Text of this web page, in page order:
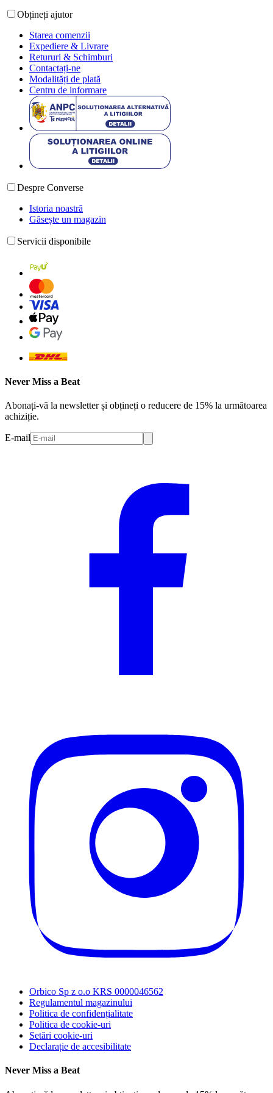
Obțineți ajutor
Starea comenzii
Expediere & Livrare
Retururi & Schimburi
Contactați-ne
Modalități de plată
Centru de informare
Despre Converse
Istoria noastră
Găsește un magazin
Servicii disponibile
Never Miss a Beat
Abonați-vă la newsletter și obțineți o reducere de 15% la următoarea
achiziție.
E-mail
Orbico Sp z o.o KRS 0000046562
Regulamentul magazinului
Politica de confidențialitate
Politica de cookie-uri
Setări cookie-uri
Declarație de accesibilitate
Never Miss a Beat